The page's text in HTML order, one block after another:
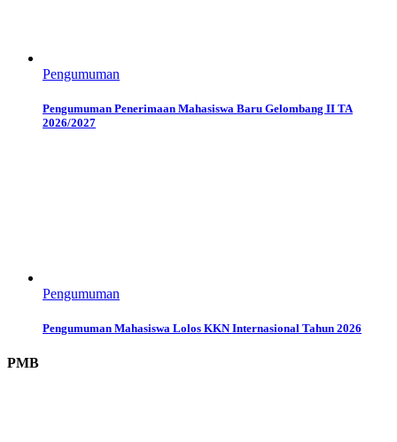
Pengumuman
Pengumuman Penerimaan Mahasiswa Baru Gelombang II TA
2026/2027
Pengumuman
Pengumuman Mahasiswa Lolos KKN Internasional Tahun 2026
PMB